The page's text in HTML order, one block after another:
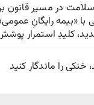
سلامت در مسیر قانون
«بیمه رایگانِ
کلیدِ استمرار
خنکی را ماندگار کنید